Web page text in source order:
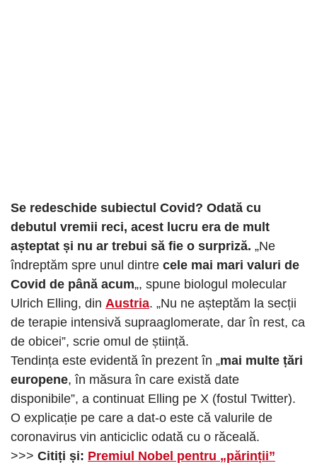
Se redeschide subiectul Covid? Odată cu
debutul vremii reci, acest lucru era de mult
așteptat și nu ar trebui să fie o surpriză. „Ne
îndreptăm spre unul dintre cele mai mari valuri de
Covid de până acum„, spune biologul molecular
Ulrich Elling, din Austria. „Nu ne așteptăm la secții
de terapie intensivă supraaglomerate, dar în rest, ca
de obicei”, scrie omul de știință.
Tendința este evidentă în prezent în „mai multe țări
europene, în măsura în care există date
disponibile”, a continuat Elling pe X (fostul Twitter).
O explicație pe care a dat-o este că valurile de
coronavirus vin anticiclic odată cu o răceală.
>>> Citiți și: Premiul Nobel pentru „părinții”